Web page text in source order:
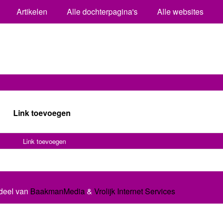
Artikelen Alle dochterpagina's Alle websites
Link toevoegen
Link toevoegen
van BaakmanMedia& Vrolijk Internet Services